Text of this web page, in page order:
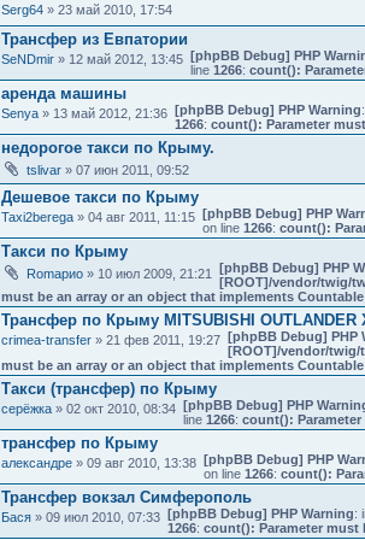
Serg64 » 23 май 2010, 17:54
Трансфер из Евпатории
SeNDmir » 12 май 2012, 13:45 [phpBB Debug] PHP
line 1266: count():
аренда машины
Senya » 13 май 2012, 21:36 [phpBB Debug] PHP Warning
1266: count(): Parameter
недорогое такси по Крыму.
tslivar » 07 июн 2011, 09:52
Дешевое такси по Крыму
Taxi2berega » 04 авг 2011, 11:15 [phpBB Debug] PHP
on line 1266: count():
Такси по Крыму
Romaрио » 10 июл 2009, 21:21
[phpBB Debug] PHP
[ROOT]/vendor/twig/
must be an array or an object that implements Countable
Трансфер по Крыму MITSUBISHI OUTLANDER
crimea-transfer » 21 фев 2011, 19:27 [phpBB Debug] PHP
[ROOT]/vendor/twig/
must be an array or an object that implements Countable
Такси (трансфер) по Крыму
серёжка » 02 окт 2010, 08:34 [phpBB Debug] PHP
line 1266: count():
трансфер по Крыму
александре » 09 авг 2010, 13:38 [phpBB Debug] PHP
on line 1266: count():
Трансфер вокзал Симферополь
Бася » 09 июл 2010, 07:33 [phpBB Debug] PHP Warning:
1266: count(): Parameter must